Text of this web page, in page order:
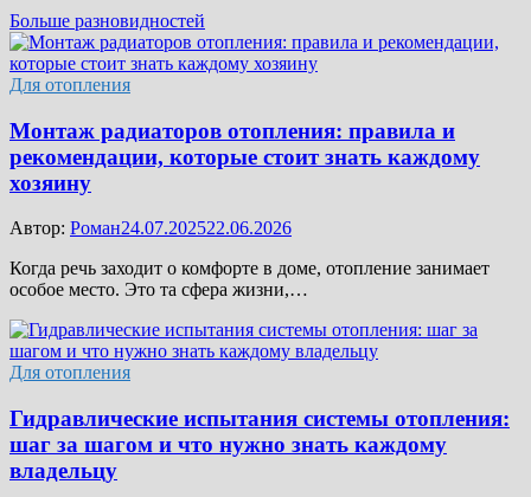
Больше разновидностей
Для отопления
Монтаж радиаторов отопления: правила и
рекомендации, которые стоит знать каждому
хозяину
Автор: Роман24.07.202522.06.2026
Когда речь заходит о комфорте в доме, отопление занимает
особое место. Это та сфера жизни,…
Для отопления
Гидравлические испытания системы отопления:
шаг за шагом и что нужно знать каждому
владельцу